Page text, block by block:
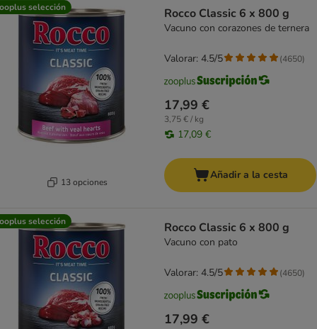
selección
13 opciones
Rocco Classic 6 x 800 g
Vacuno con corazones de ternera
17,99 €
3,75 € / kg
17,09 €
Valorar: 4.5/5 (4650)
Añadir a la cesta
selección Rocco Classic 6 x 800 g
Vacuno con pato
17,99 €
Valorar: 4.5/5 (4650)